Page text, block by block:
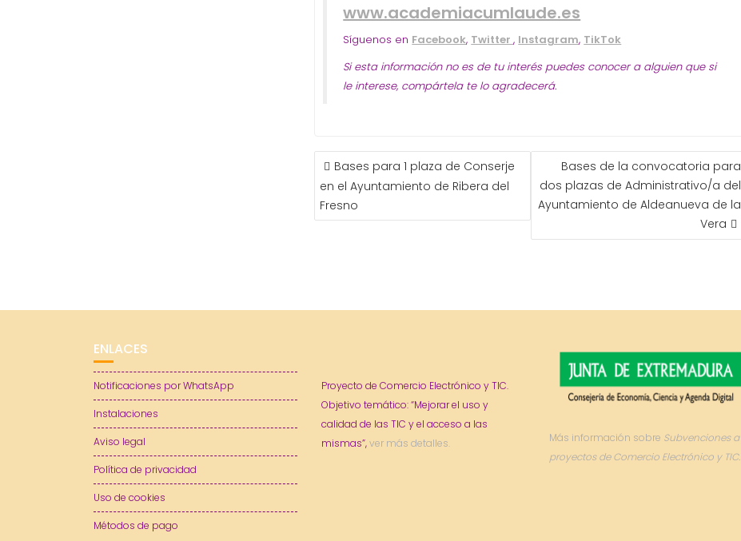
www.academiacumlaude.es
Síguenos en Facebook, Twitter, Instagram, TikTok
Si esta información no es de tu interés puedes conocer a alguien que si
le interese, compártela te lo agradecerá.
NAVEGACIÓN
DE
ENTRADAS
Bases para 1 plaza de Conserje
en el Ayuntamiento de Ribera del
Fresno
Bases de la convocatoria para
dos plazas de Administrativo/a del
Ayuntamiento de Aldeanueva de la
Vera
ENLACES
Notificaciones por WhatsApp
Instalaciones
Aviso legal
Política de privacidad
Uso de cookies
Métodos de pago
Proyecto de Comercio Electrónico y TIC.
Objetivo temático: “Mejorar el uso y
calidad de las TIC y el acceso a las
mismas”,ver más detalles. Más información sobre Subvenciones a
proyectos de Comercio Electrónico y TIC.